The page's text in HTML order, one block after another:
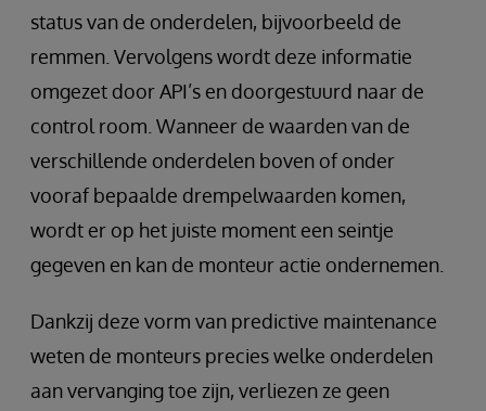
status van de onderdelen, bijvoorbeeld de
remmen. Vervolgens wordt deze informatie
omgezet door API’s en doorgestuurd naar de
control room. Wanneer de waarden van de
verschillende onderdelen boven of onder
vooraf bepaalde drempelwaarden komen,
wordt er op het juiste moment een seintje
gegeven en kan de monteur actie ondernemen.
Dankzij deze vorm van predictive maintenance
weten de monteurs precies welke onderdelen
aan vervanging toe zijn, verliezen ze geen